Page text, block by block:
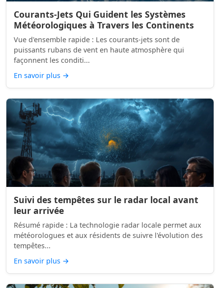
Courants-Jets Qui Guident les Systèmes
Météorologiques à Travers les Continents
Vue d'ensemble rapide : Les courants-jets sont de
puissants rubans de vent en haute atmosphère qui
façonnent les conditi...
En savoir plus →
Suivi des tempêtes sur le radar local avant
leur arrivée
Résumé rapide : La technologie radar locale permet aux
météorologues et aux résidents de suivre l'évolution des
tempêtes...
En savoir plus →